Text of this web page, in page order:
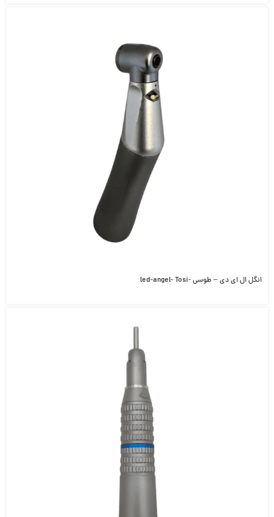
انگل ال ای دی – طوسی -led-angel- Tosi